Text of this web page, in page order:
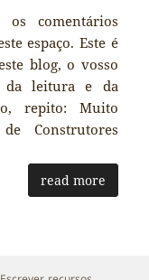
os comentários
espaço. Este é
blog, o vosso
da leitura e da
repito: Muito
Construtores
read more